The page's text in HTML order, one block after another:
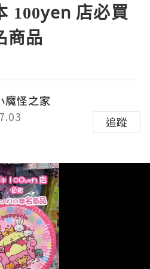
100yen 店必買
商品
魔怪之家
追蹤